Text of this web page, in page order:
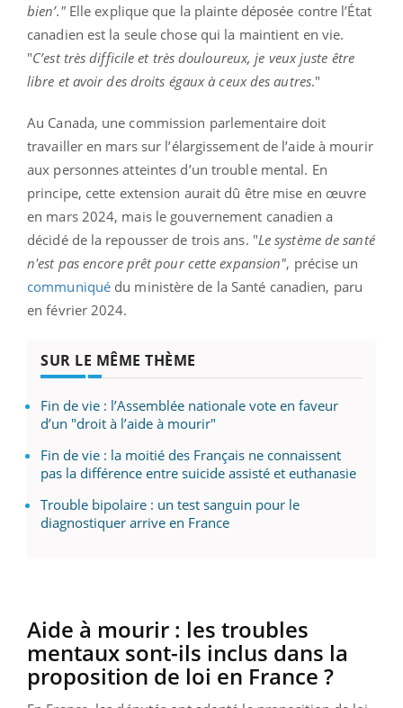
bien’." Elle explique que la plainte déposée contre l’État
canadien est la seule chose qui la maintient en vie.
"C’est très difficile et très douloureux, je veux juste être
libre et avoir des droits égaux à ceux des autres."
Au Canada, une commission parlementaire doit
travailler en mars sur l’élargissement de l’aide à mourir
aux personnes atteintes d’un trouble mental. En
principe, cette extension aurait dû être mise en œuvre
en mars 2024, mais le gouvernement canadien a
décidé de la repousser de trois ans. "Le système de santé
n'est pas encore prêt pour cette expansion", précise un
communiqué du ministère de la Santé canadien, paru
en février 2024.
SUR LE MÊME THÈME
Fin de vie : l’Assemblée nationale vote en faveur
d’un "droit à l’aide à mourir"
Fin de vie : la moitié des Français ne connaissent
pas la différence entre suicide assisté et euthanasie
Trouble bipolaire : un test sanguin pour le
diagnostiquer arrive en France
Aide à mourir : les troubles
mentaux sont-ils inclus dans la
proposition de loi en France ?